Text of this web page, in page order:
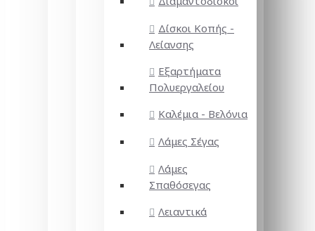
Δίσκοι Κοπής -
Λείανσης
Εξαρτήματα
Πολυεργαλείου
Καλέμια - Βελόνια
Λάμες Σέγας
Λάμες
Σπαθόσεγας
Λειαντικά